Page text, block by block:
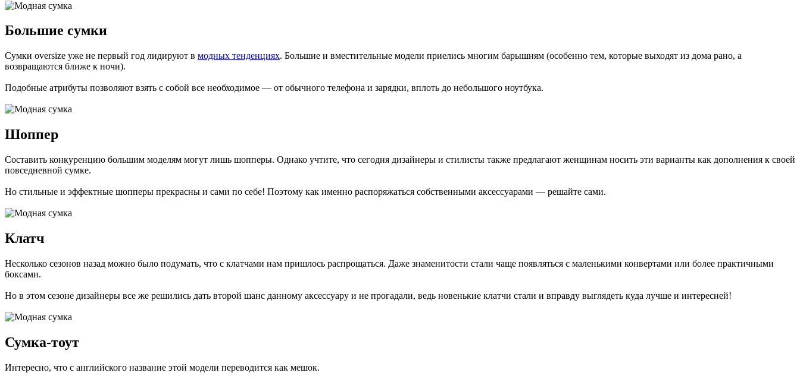
Большие сумки
Сумки oversize уже не первый год лидируют в модных тенденциях. Большие и вместительные модели приелись многим барышням (особенно тем, которые выходят из дома рано, а
возвращаются ближе к ночи).
Подобные атрибуты позволяют взять с собой все необходимое — от обычного телефона и зарядки, вплоть до небольшого ноутбука.
Шоппер
Составить конкуренцию большим моделям могут лишь шопперы. Однако учтите, что сегодня дизайнеры и стилисты также предлагают женщинам носить эти варианты как дополнения к своей
повседневной сумке.
Но стильные и эффектные шопперы прекрасны и сами по себе! Поэтому как именно распоряжаться собственными аксессуарами — решайте сами.
Клатч
Несколько сезонов назад можно было подумать, что с клатчами нам пришлось распрощаться. Даже знаменитости стали чаще появляться с маленькими конвертами или более практичными
боксами.
Но в этом сезоне дизайнеры все же решились дать второй шанс данному аксессуару и не прогадали, ведь новенькие клатчи стали и вправду выглядеть куда лучше и интересней!
Сумка-тоут
Интересно, что с английского название этой модели переводится как мешок.